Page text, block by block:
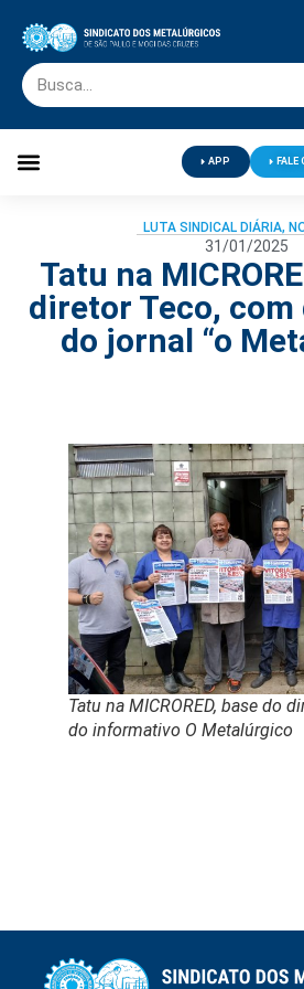
APP
LUTA SINDICAL DIÁRIA,
31/01/2025
Tatu na
diretor Teco,
do jornal “o
Tatu na MICRORED, base do
do informativo O Metalúrgico